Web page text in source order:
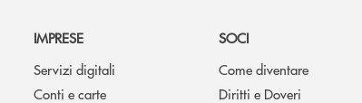
IMPRESE
Servizi digitali
Conti e carte
SOCI
Come diventare
Diritti e Doveri